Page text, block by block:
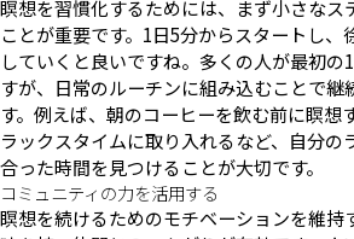
瞑想を習慣化するためには、まず小さなス
ことが重要です。1日5分からスタートし、
していくと良いですね。多くの人が最初の
すが、日常のルーチンに組み込むことで継
す。例えば、朝のコーヒーを飲む前に瞑想
ラックスタイムに取り入れるなど、自分の
合った時間を見つけることが大切です。
コミュニティの力を活用する
瞑想を続けるためのモチベーションを維持